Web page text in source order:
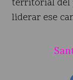
territorial del
liderar ese